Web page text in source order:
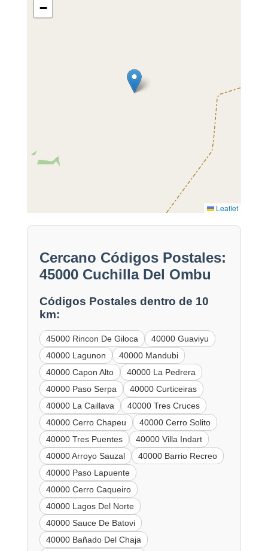
−
Leaflet
Cercano Códigos Postales:
45000 Cuchilla Del Ombu
Códigos Postales dentro de 10
km:
45000 Rincon De Giloca
40000 Guaviyu
40000 Lagunon
40000 Mandubi
40000 Capon Alto
40000 La Pedrera
40000 Paso Serpa
40000 Curticeiras
40000 La Caillava
40000 Tres Cruces
40000 Cerro Chapeu
40000 Cerro Solito
40000 Tres Puentes
40000 Villa Indart
40000 Arroyo Sauzal
40000 Barrio Recreo
40000 Paso Lapuente
40000 Cerro Caqueiro
40000 Lagos Del Norte
40000 Sauce De Batovi
40000 Bañado Del Chaja